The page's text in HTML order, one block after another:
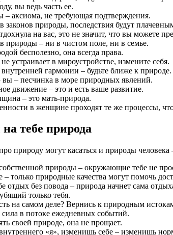
вы ведь часть ее.
– аксиома, не требующая подтверждения.
законов природы, последствия будут
на вас, это не значит, что вы можете
природы – ни в чистом поле, ни в семье.
бесполезно, она всегда права.
устраивает в мироустройстве, измените себя.
гармонии – будьте ближе к природе.
вы – песчинка в море природных явлений.
движение – это и есть ваше развитие.
– это мать-природа.
в женщине проходят те же процессы,
тебе природа
природу могут касаться и природы
природы – окружающие тебе не
– только природные качества могут помочь
отдых без повода – природа начнет сама
только тебя.
на самом деле? Вернись к природным
сила в потоке ежедневных событий.
своей природе, она не прощает.
«я», изменишь себе – изменишь